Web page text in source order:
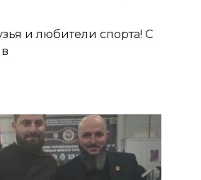
и любители спорта! С